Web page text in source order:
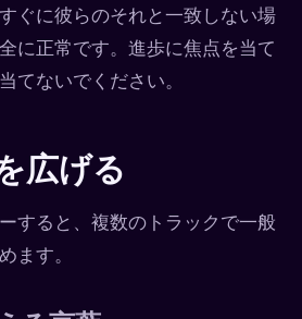
ぐに彼らのそれと一致しない場
に正常です。進歩に焦点を当て
てないでください。
広げる
すると、複数のトラックで一般
ます。